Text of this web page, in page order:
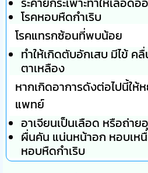
โรคหอบหืดกำเริบ
โรคแทรกซ้อนที่พบน้อย
ทำให้เกิดตับอักเสบ มีไข้ ค
ตาเหลือง
หากเกิดอาการดังต่อไปนี้ให้
แพทย์
อาเจียนเป็นเลือด หรือถ่าย
ผื่นคัน แน่นหน้าอก หอบเห
หอบหืดกำเริบ